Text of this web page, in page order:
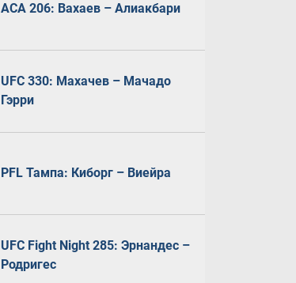
ACA 206: Вахаев – Алиакбари
UFC 330: Махачев – Мачадо
Гэрри
PFL Тампа: Киборг – Виейра
UFC Fight Night 285: Эрнандес –
Родригес